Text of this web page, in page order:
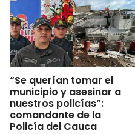
“Se querían tomar el
municipio y asesinar a
nuestros policías”:
comandante de la
Policía del Cauca